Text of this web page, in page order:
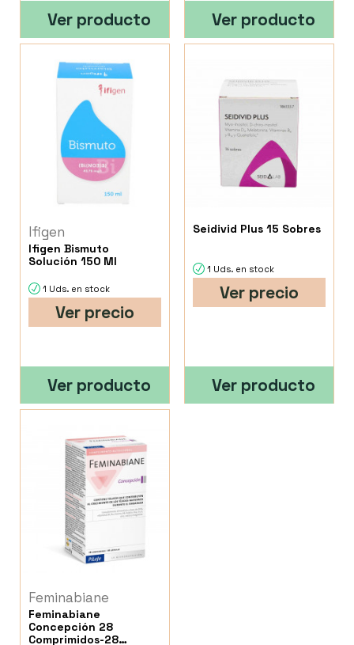
Ver producto Ver producto
Ifigen
Ifigen Bismuto
Solución 150 Ml
1 Uds. en stock
Ver precio
Ver producto
Seidivid Plus 15 Sobres
1 Uds. en stock
Ver precio
Ver producto
Feminabiane
Feminabiane
Concepción 28
Comprimidos-28